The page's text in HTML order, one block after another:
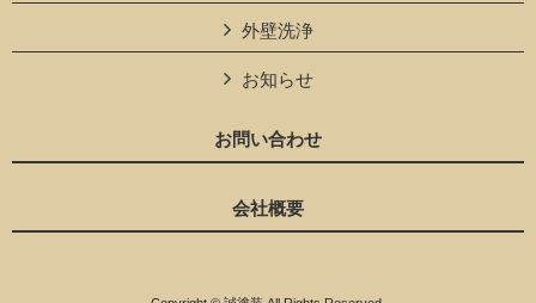
外壁洗浄
お知らせ
お問い合わせ
会社概要